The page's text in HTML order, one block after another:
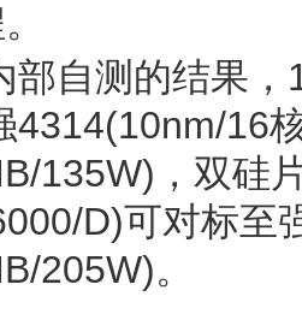
部自测的结果
4314(10nm/16
135W)，双硅
D)可对标至
205W)。